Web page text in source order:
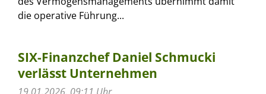
die operative Führung...
SIX-Finanzchef Daniel Schmucki
verlässt Unternehmen